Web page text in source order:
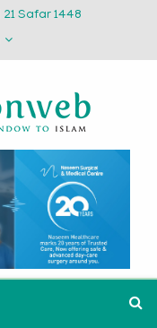
21 Safar 1448